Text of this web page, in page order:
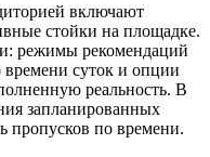
включают
стойки на площадке.
режимы рекомендаций
времени суток и опции
реальность. В
запланированных
пропусков по времени.